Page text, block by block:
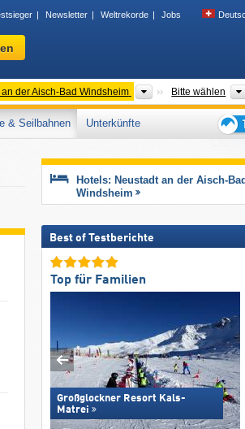
Newsletter Weltrekorde Jobs
an der Aisch-Bad Windsheim Landkreise
Bitte wählen
& Seilbahnen
Unterkünfte
für
den
Hotels: Neustadt an der Aisch-
Windsheim
Best of Testberichte
Top für Familien
Großglockner Resort Kals-
Matrei